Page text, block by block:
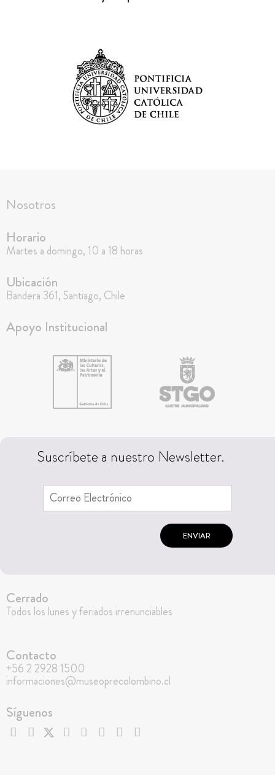
Nosotros
Horario
Martes a domingo, 10 a 18 horas
Ubicación
Bandera 361, Santiago, Chile
Apoyo Institucional
Suscríbete a nuestro Newsletter.
ENVIAR
Cerrado
Todos los lunes y feriados irrenunciables
Contacto
+56 2 2928 1500
informaciones@museoprecolombino.cl
Síguenos